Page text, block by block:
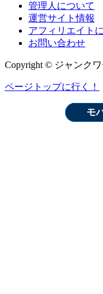
管理人について
運営サイト情報
アフィリエイト
お問い合わせ
Copyright © ジャンクワ
ページトップに行く！
モ